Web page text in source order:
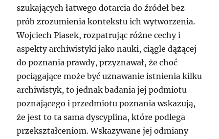
szukających łatwego dotarcia do źródeł bez
prób zrozumienia kontekstu ich wytworzenia.
Wojciech Piasek, rozpatrując różne cechy i
aspekty archiwistyki jako nauki, ciągle dążącej
do poznania prawdy, przyznawał, że choć
pociągające może być uznawanie istnienia kilku
archiwistyk, to jednak badania jej podmiotu
poznającego i przedmiotu poznania wskazują,
że jest to ta sama dyscyplina, które podlega
przekształceniom. Wskazywane jej odmiany